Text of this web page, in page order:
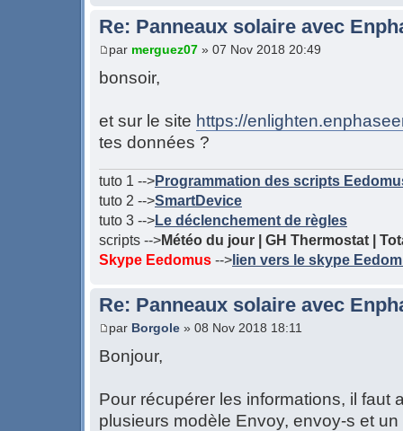
Re: Panneaux solaire avec
par merguez07 » 07 Nov 2018 20:49
bonsoir,
et sur le site https://
tes données ?
tuto 1 -->Programmation des scripts
tuto 2 -->SmartDevice
tuto 3 -->Le déclenchement de règles
scripts -->Météo du jour | GH Thermostat |
Skype Eedomus --> lien vers le skype
Re: Panneaux solaire avec
par Borgole » 08 Nov 2018 18:11
Bonjour,
Pour récupérer les informations, il faut
plusieurs modèle Envoy, envoy-s et un